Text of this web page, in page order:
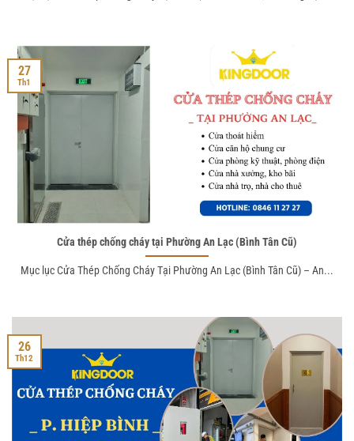
Cửa thép chống cháy tại Phường An Lạc (Bình Tân Cũ)
Mục lục Cửa Thép Chống Cháy Tại Phường An Lạc (Bình Tân Cũ) – An...
27
Th1
26
Th12